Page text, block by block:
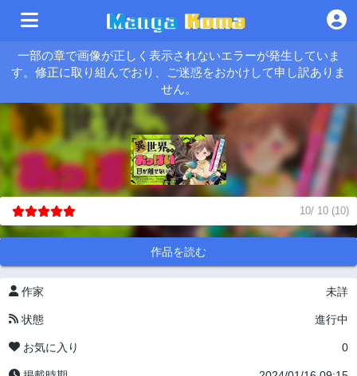
一部の章で画像が正しく表示されないエラーが発生していま
す。修正に取り組んでおり、ご迷惑をおかけして申し訳ありま
せん。
10/ 10 (10)
作品を読む
作家 未詳
状態 進行中
お気に入り 0